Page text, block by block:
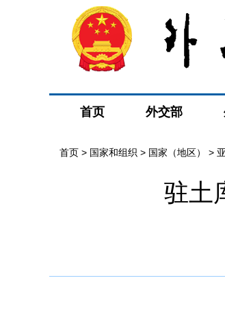
首页 外交部
首页 > 国家和组织 > 国家（地区） >
驻土